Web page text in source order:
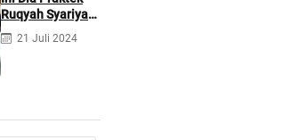
Pidana dan
Perdata
Ruqyah Syariyah
dan Ruqyah
Syetan Menurut
21 Juli 2024